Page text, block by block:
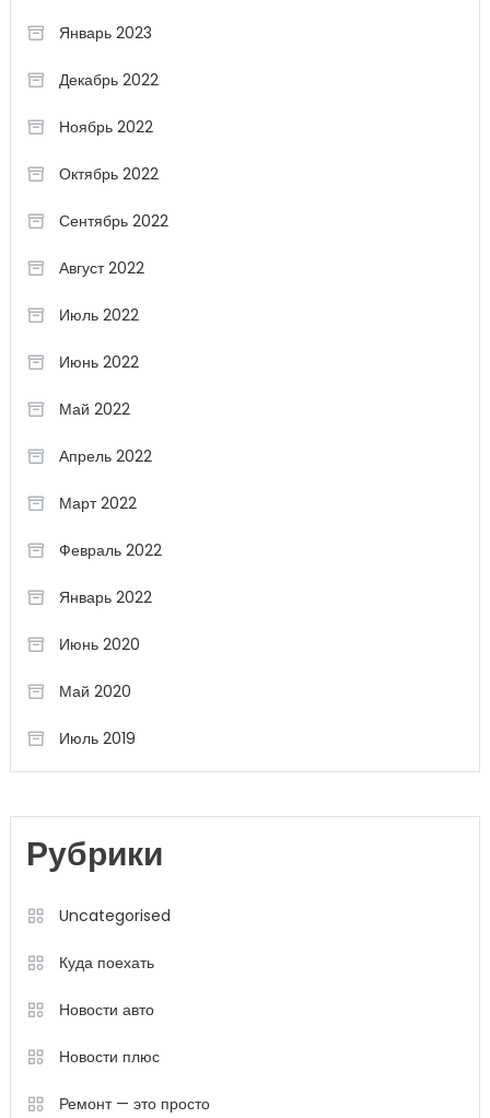
Январь 2023
Декабрь 2022
Ноябрь 2022
Октябрь 2022
Сентябрь 2022
Август 2022
Июль 2022
Июнь 2022
Май 2022
Апрель 2022
Март 2022
Февраль 2022
Январь 2022
Июнь 2020
Май 2020
Июль 2019
Рубрики
Uncategorised
Куда поехать
Новости авто
Новости плюс
Ремонт — это просто